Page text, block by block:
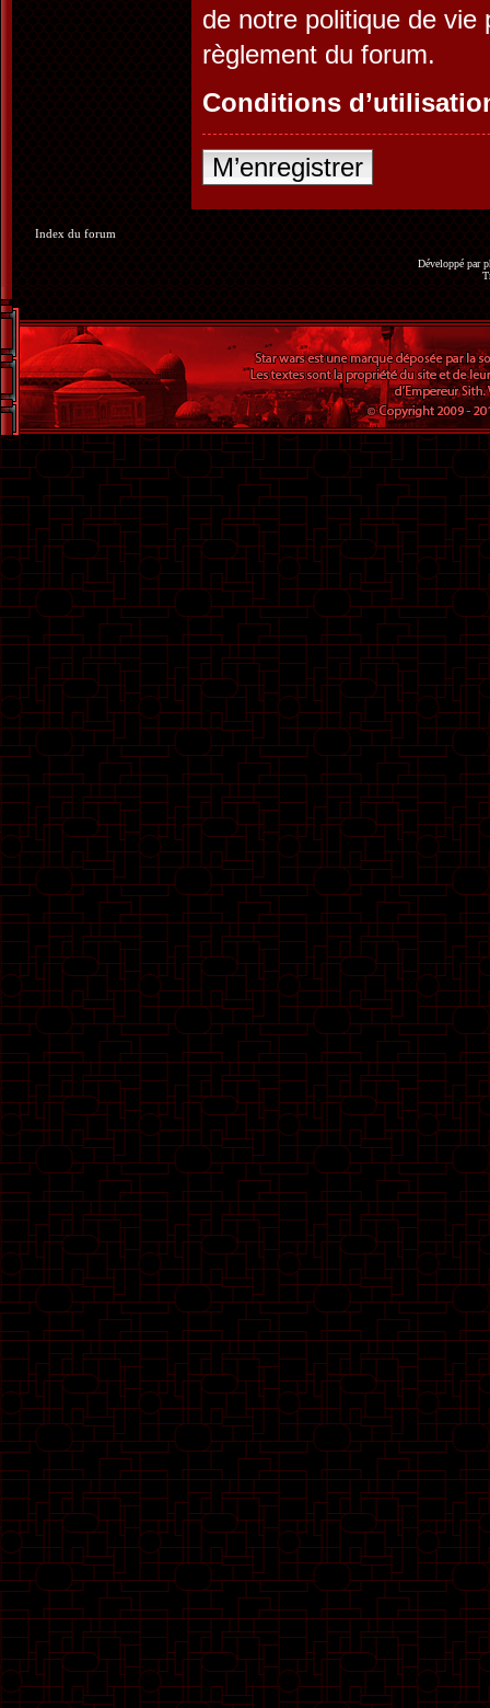
de notre politique de vie
règlement du forum.
Conditions
M’enregistrer
Index du forum
Développé par